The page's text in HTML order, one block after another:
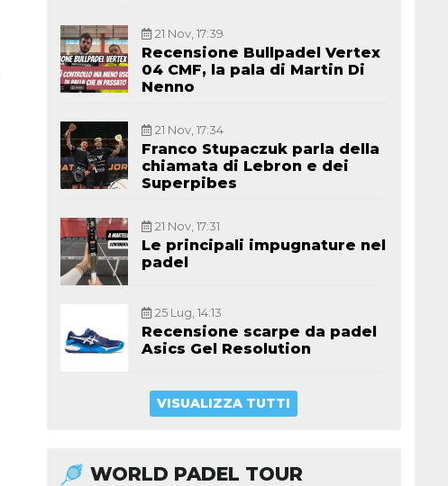
21 Nov, 17:39
Recensione Bullpadel Vertex
04 CMF, la pala di Martin Di
Nenno
21 Nov, 17:34
Franco Stupaczuk parla della
chiamata di Lebron e dei
Superpibes
21 Nov, 17:31
Le principali impugnature nel
padel
25 Lug, 14:13
Recensione scarpe da padel
Asics Gel Resolution
VISUALIZZA TUTTI
WORLD PADEL TOUR